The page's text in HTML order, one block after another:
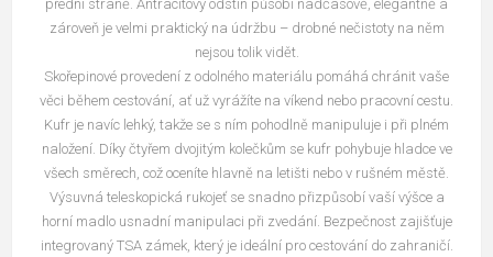
přední straně. Antracitový odstín působí nadčasově, elegantně a
zároveň je velmi praktický na údržbu – drobné nečistoty na něm
nejsou tolik vidět.
Skořepinové provedení z odolného materiálu pomáhá chránit vaše
věci během cestování, ať už vyrážíte na víkend nebo pracovní cestu.
Kufr je navíc lehký, takže se s ním pohodlně manipuluje i při plném
naložení. Díky čtyřem dvojitým kolečkům se kufr pohybuje hladce ve
všech směrech, což oceníte hlavně na letišti nebo v rušném městě.
Výsuvná teleskopická rukojeť se snadno přizpůsobí vaší výšce a
horní madlo usnadní manipulaci při zvedání. Bezpečnost zajišťuje
integrovaný TSA zámek, který je ideální pro cestování do zahraničí.